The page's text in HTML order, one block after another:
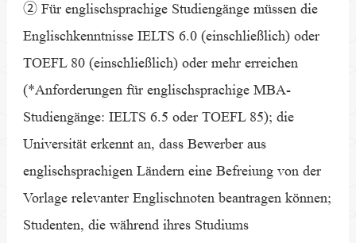
② Für englischsprachige Studiengänge müssen die
Englischkenntnisse IELTS 6.0 (einschließlich) oder
TOEFL 80 (einschließlich) oder mehr erreichen
(*Anforderungen für englischsprachige MBA-
Studiengänge: IELTS 6.5 oder TOEFL 85); die
Universität erkennt an, dass Bewerber aus
englischsprachigen Ländern eine Befreiung von der
Vorlage relevanter Englischnoten beantragen können;
Studenten, die während ihres Studiums